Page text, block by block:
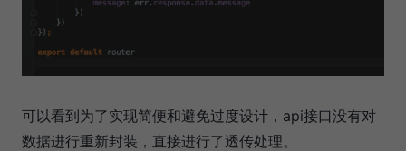
可以看到为了实现简便和避免过度设计，api接口没有对
数据进行重新封装，直接进行了透传处理。